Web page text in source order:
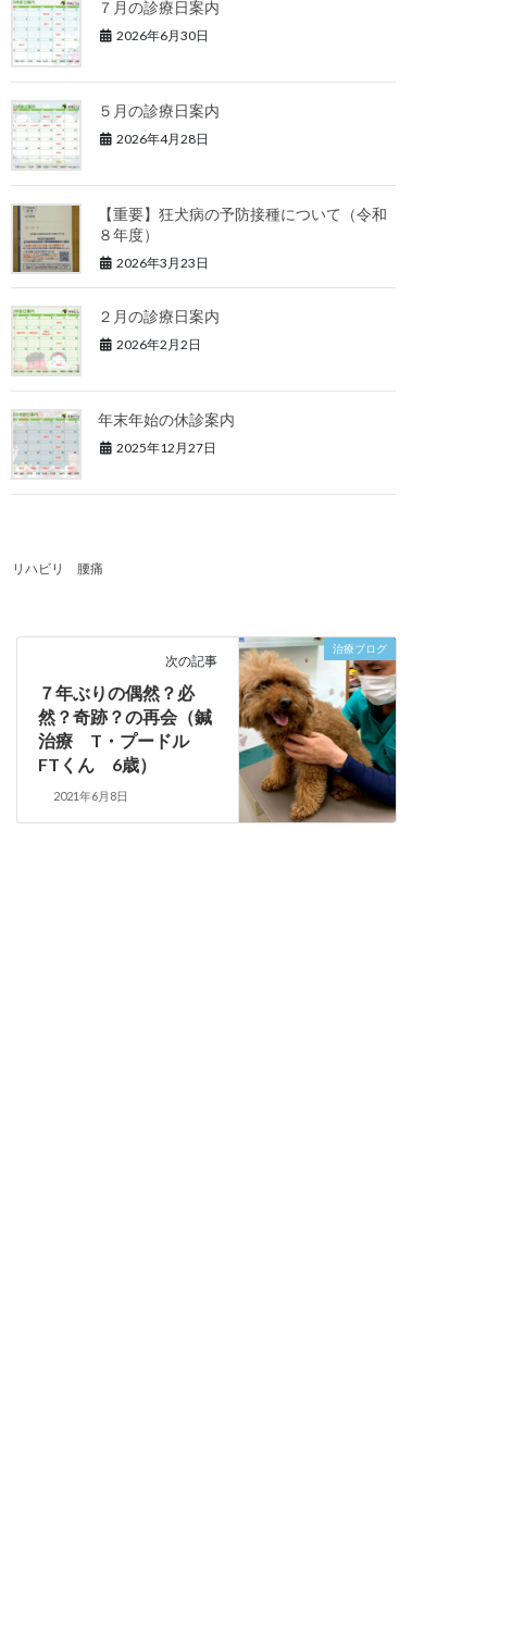
７月の診療日案内
2026年6月30日
５月の診療日案内
2026年4月28日
【重要】狂犬病の予防接種について（令和
８年度）
2026年3月23日
２月の診療日案内
2026年2月2日
年末年始の休診案内
2025年12月27日
リハビリ 腰痛
治療ブログ
次の記事
７年ぶりの偶然？必
然？奇跡？の再会（鍼
治療 T・プードル
FTくん 6歳）
2021年6月8日